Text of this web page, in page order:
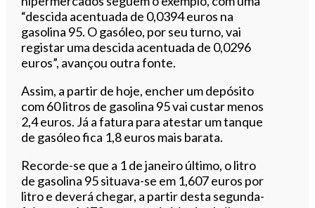
“descida acentuada de 0,0394 euros na
gasolina 95. O gasóleo, por seu turno, vai
registar uma descida acentuada de 0,0296
euros”, avançou outra fonte.
Assim, a partir de hoje, encher um depósito
com 60 litros de gasolina 95 vai custar menos
2,4 euros. Já a fatura para atestar um tanque
de gasóleo fica 1,8 euros mais barata.
Recorde-se que a 1 de janeiro último, o litro
de gasolina 95 situava-se em 1,607 euros por
litro e deverá chegar, a partir desta segunda-